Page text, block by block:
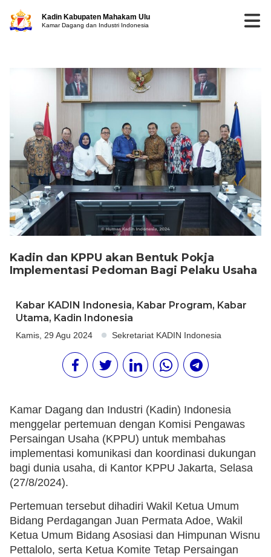
Kadin Kabupaten Mahakam Ulu
Kamar Dagang dan Industri Indonesia
Kadin dan KPPU akan Bentuk Pokja
Implementasi Pedoman Bagi Pelaku Usaha
Kabar KADIN Indonesia, Kabar Program, Kabar
Utama, Kadin Indonesia
Kamis, 29 Agu 2024 Sekretariat KADIN Indonesia
Kamar Dagang dan Industri (Kadin) Indonesia
menggelar pertemuan dengan Komisi Pengawas
Persaingan Usaha (KPPU) untuk membahas
implementasi komunikasi dan koordinasi dukungan
bagi dunia usaha, di Kantor KPPU Jakarta, Selasa
(27/8/2024).
Pertemuan tersebut dihadiri Wakil Ketua Umum
Bidang Perdagangan Juan Permata Adoe, Wakil
Ketua Umum Bidang Asosiasi dan Himpunan Wisnu
Pettalolo, serta Ketua Komite Tetap Persaingan